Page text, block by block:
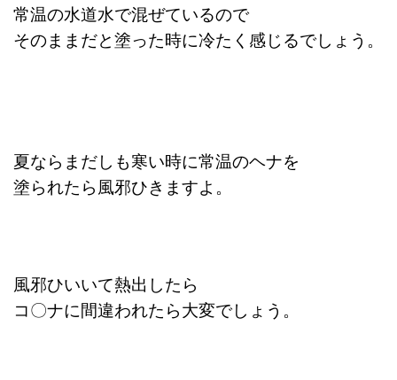
常温の水道水で混ぜているので
そのままだと塗った時に冷たく感じるでしょう。
夏ならまだしも寒い時に常温のヘナを
塗られたら風邪ひきますよ。
風邪ひいいて熱出したら
コ〇ナに間違われたら大変でしょう。